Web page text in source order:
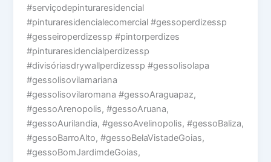
#serviçodepinturaresidencial
#pinturaresidencialecomercial #gessoperdizessp
#gesseiroperdizessp #pintorperdizes
#pinturaresidencialperdizessp
#divisóriasdrywallperdizessp #gessolisolapa
#gessolisovilamariana
#gessolisovilaromana #gessoAraguapaz,
#gessoArenopolis, #gessoAruana,
#gessoAurilandia, #gessoAvelinopolis, #gessoBaliza,
#gessoBarroAlto, #gessoBelaVistadeGoias,
#gessoBomJardimdeGoias,